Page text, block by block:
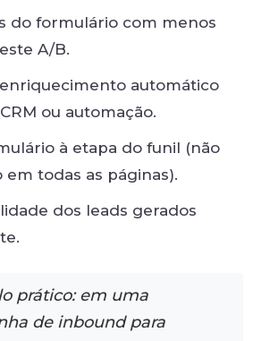
do formulário com menos
A/B.
automático
ou automação.
à etapa do funil (não
em todas as páginas).
dos leads gerados
prático: em uma
de inbound para